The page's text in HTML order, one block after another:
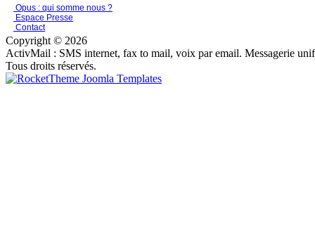
Opus : qui somme nous ?
Espace Presse
Contact
Copyright © 2026
ActivMail : SMS internet, fax to mail, voix par email. Messagerie
Tous droits réservés.